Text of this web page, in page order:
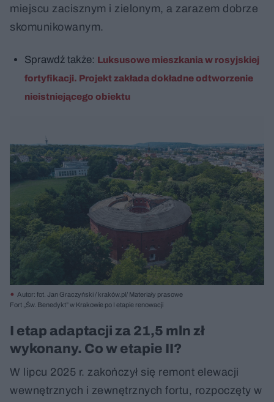
miejscu zacisznym i zielonym, a zarazem dobrze
skomunikowanym.
Sprawdź także: Luksusowe mieszkania w rosyjskiej
fortyfikacji. Projekt zakłada dokładne odtworzenie
nieistniejącego obiektu
Autor: fot. Jan Graczyński / kraków.pl/ Materiały prasowe
Fort „Św. Benedykt” w Krakowie po I etapie renowacji
I etap adaptacji za 21,5 mln zł
wykonany. Co w etapie II?
W lipcu 2025 r. zakończył się remont elewacji
wewnętrznych i zewnętrznych fortu, rozpoczęty w